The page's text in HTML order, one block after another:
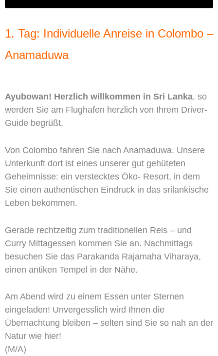
1. Tag: Individuelle Anreise in Colombo –
Anamaduwa
Ayubowan! Herzlich willkommen in Sri Lanka, so
werden Sie am Flughafen herzlich von Ihrem Driver-
Guide begrüßt.
Von Colombo fahren Sie nach Anamaduwa. Unsere
Unterkunft dort ist eines unserer gut gehüteten
Geheimnisse: ein verstecktes Öko- Resort, in dem
Sie einen authentischen Eindruck in das srilankische
Leben bekommen.
Gerade rechtzeitig zum traditionellen Reis – und
Curry Mittagessen kommen Sie an. Nachmittags
besuchen Sie das Parakanda Rajamaha Viharaya,
einen antiken Tempel in der Nähe.
Am Abend wird zu einem Essen unter Sternen
eingeladen! Unvergesslich wird Ihnen die
Übernachtung bleiben – selten sind Sie so nah an der
Natur wie hier!
(M/A)